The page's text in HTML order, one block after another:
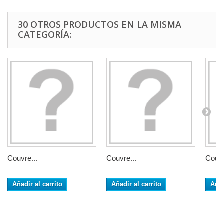
30 OTROS PRODUCTOS EN LA MISMA
CATEGORÍA:
Couvre...
Añadir al carrito
Couvre...
Añadir al carrito